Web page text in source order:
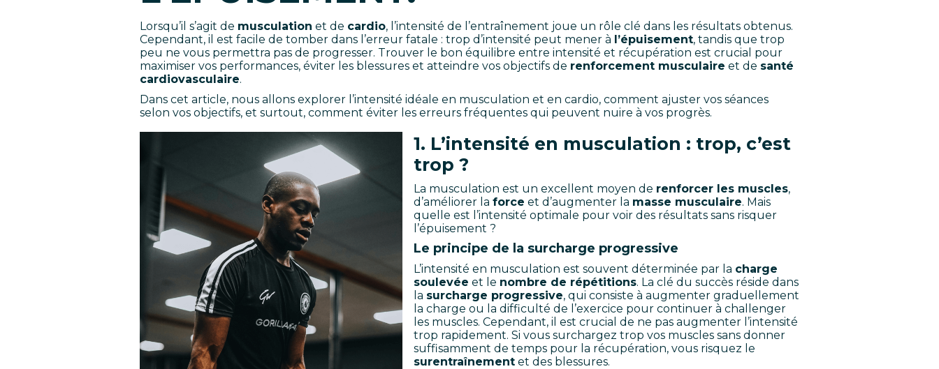
Lorsqu’il s’agit de musculation et de cardio, l’intensité de l’entraînement joue un rôle clé dans les résultats obtenus.
Cependant, il est facile de tomber dans l’erreur fatale : trop d’intensité peut mener à l’épuisement, tandis que trop
peu ne vous permettra pas de progresser. Trouver le bon équilibre entre intensité et récupération est crucial pour
maximiser vos performances, éviter les blessures et atteindre vos objectifs de renforcement musculaire et de santé
cardiovasculaire.
Dans cet article, nous allons explorer l’intensité idéale en musculation et en cardio, comment ajuster vos séances
selon vos objectifs, et surtout, comment éviter les erreurs fréquentes qui peuvent nuire à vos progrès.
1. L’intensité en musculation : trop, c’est
trop ?
La musculation est un excellent moyen de renforcer les muscles,
d’améliorer la force et d’augmenter la masse musculaire. Mais
quelle est l’intensité optimale pour voir des résultats sans risquer
l’épuisement ?
Le principe de la surcharge progressive
L’intensité en musculation est souvent déterminée par la charge
soulevée et le nombre de répétitions. La clé du succès réside dans
la surcharge progressive, qui consiste à augmenter graduellement
la charge ou la difficulté de l’exercice pour continuer à challenger
les muscles. Cependant, il est crucial de ne pas augmenter l’intensité
trop rapidement. Si vous surchargez trop vos muscles sans donner
suffisamment de temps pour la récupération, vous risquez le
surentraînementet des blessures.